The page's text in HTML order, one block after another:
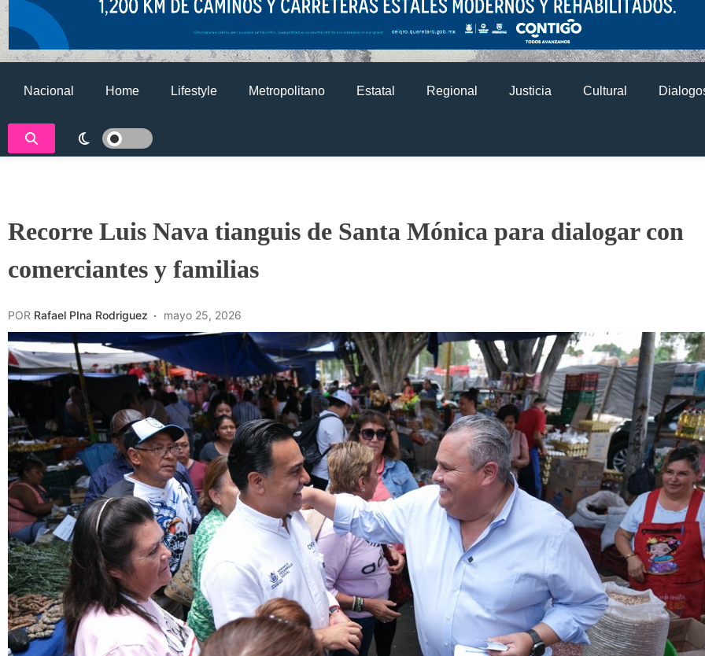
Nacional Home Lifestyle Metropolitano Estatal Regional Justicia Cultural
Recorre Luis Nava tianguis de Santa Mónica para dialogar con
comerciantes y familias
POR Rafael PIna Rodriguez mayo 25, 2026